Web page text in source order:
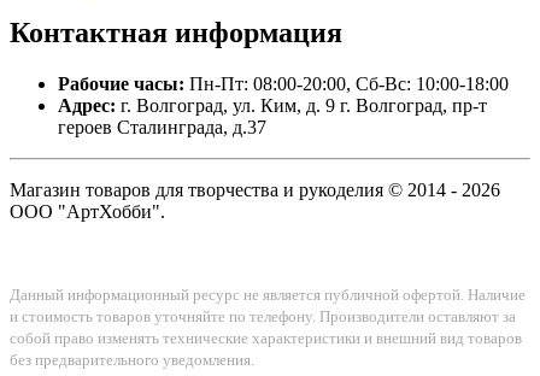
Контактная информация
Рабочие часы: Пн-Пт: 08:00-20:00, Сб-Вс: 10:00-18:00
Адрес: г. Волгоград, ул. Ким, д. 9 г. Волгоград, пр-т
героев Сталинграда, д.37
Магазин товаров для творчества и рукоделия © 2014 - 2026
ООО "АртХобби".
Данный информационный ресурс не является публичной офертой. Наличие
и стоимость товаров уточняйте по телефону. Производители оставляют за
собой право изменять технические характеристики и внешний вид товаров
без предварительного уведомления.